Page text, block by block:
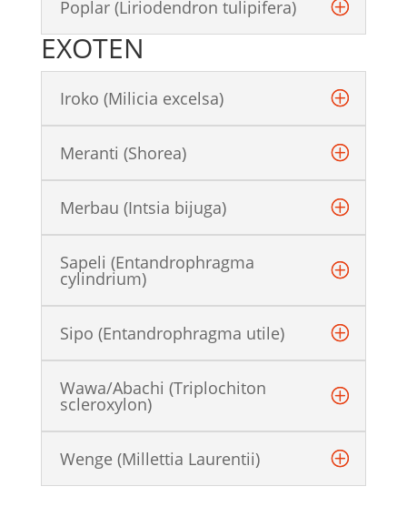
Poplar (Liriodendron tulipifera)
EXOTEN
Iroko (Milicia excelsa)
Meranti (Shorea)
Merbau (Intsia bijuga)
Sapeli (Entandrophragma
cylindrium)
Sipo (Entandrophragma utile)
Wawa/Abachi (Triplochiton
scleroxylon)
Wenge (Millettia Laurentii)